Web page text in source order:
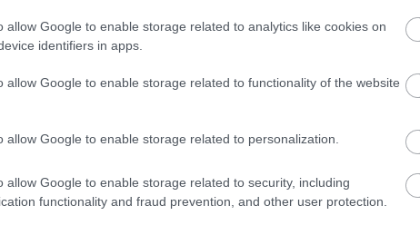
allow Google to enable storage related to analytics like cookies on
identifiers in apps.
allow Google to enable storage related to functionality of the website
allow Google to enable storage related to personalization.
allow Google to enable storage related to security, including
functionality and fraud prevention, and other user protection.